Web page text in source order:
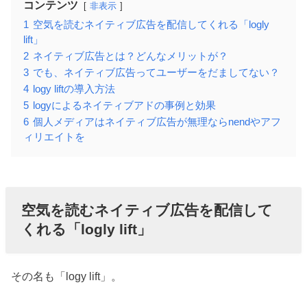
コンテンツ 非表示
1 空気を読むネイティブ広告を配信してくれる「logly
lift」
2 ネイティブ広告とは？どんなメリットが？
3 でも、ネイティブ広告ってユーザーをだましてない？
4 logy liftの導入方法
5 logyによるネイティブアドの事例と効果
6 個人メディアはネイティブ広告が無理ならnendやアフ
ィリエイトを
空気を読むネイティブ広告を配信して
くれる「logly lift」
その名も「logy lift」。